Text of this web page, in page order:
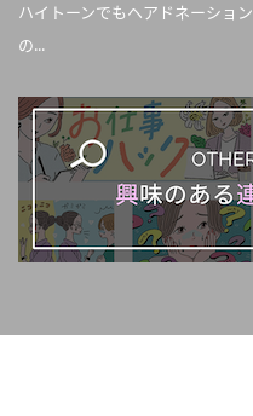
ハイトーンでもヘアドネーション
の...